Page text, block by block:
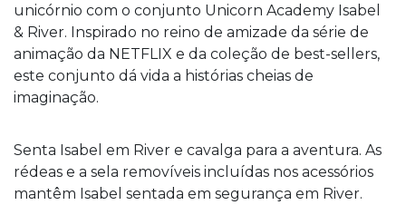
unicórnio com o conjunto Unicorn Academy Isabel
& River. Inspirado no reino de amizade da série de
animação da NETFLIX e da coleção de best-sellers,
este conjunto dá vida a histórias cheias de
imaginação.
Senta Isabel em River e cavalga para a aventura. As
rédeas e a sela removíveis incluídas nos acessórios
mantêm Isabel sentada em segurança em River.